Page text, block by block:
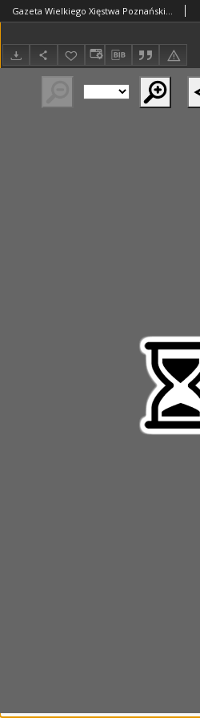
Gazeta Wielkiego Xięstwa Poznańskiego 1815.07.12 Nr55